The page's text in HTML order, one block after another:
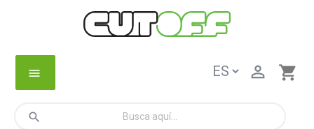
menu shopping_cart

search